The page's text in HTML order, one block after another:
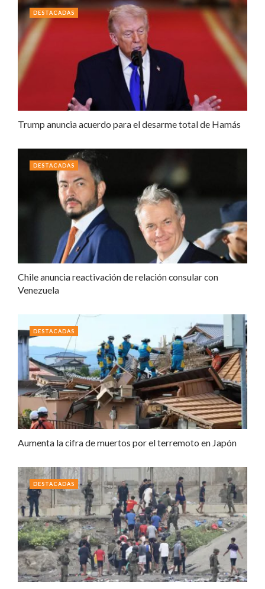
Trump anuncia acuerdo para el desarme total de Hamás
DESTACADAS
Chile anuncia reactivación de relación consular con
Venezuela
DESTACADAS
Aumenta la cifra de muertos por el terremoto en Japón
DESTACADAS
DESTACADAS